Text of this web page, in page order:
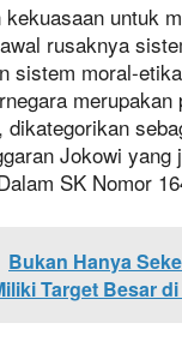
kekuasaan untuk
rusaknya
sistem moral-
Jokowi yang
SK Nomor
Bukan Hanya
Target Besar